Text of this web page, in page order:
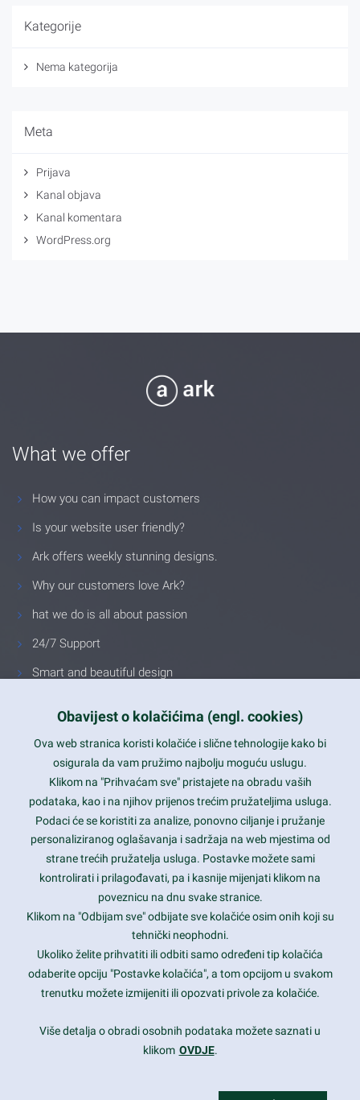
Kategorije
Nema kategorija
Meta
Prijava
Kanal objava
Kanal komentara
WordPress.org
What we offer
How you can impact customers
Is your website user friendly?
Ark offers weekly stunning designs.
Why our customers love Ark?
hat we do is all about passion
24/7 Support
Smart and beautiful design
Latest trends and much more...
Contact Info
1600 Amphitheatre Parkway, Mountain View, CA 94043
prothemes.net@gmail.com
Daily: 9:00 am - 6:00 pm
Sunday: Closed
Copyright 2017FRESHFACE© All Rights Reserved
Obavijest o kolačićima (engl. cookies)
Ova web stranica koristi kolačiće i slične tehnologije kako bi
osigurala da vam pružimo najbolju moguću uslugu.
Klikom na "Prihvaćam sve" pristajete na obradu vaših
podataka, kao i na njihov prijenos trećim pružateljima usluga.
Podaci će se koristiti za analize, ponovno ciljanje i pružanje
personaliziranog oglašavanja i sadržaja na web mjestima od
strane trećih pružatelja usluga. Postavke možete sami
kontrolirati i prilagođavati, pa i kasnije mijenjati klikom na
poveznicu na dnu svake stranice.
Klikom na "Odbijam sve" odbijate sve kolačiće osim onih koji su
tehnički neophodni.
Ukoliko želite prihvatiti ili odbiti samo određeni tip kolačića
odaberite opciju "Postavke kolačića", a tom opcijom u svakom
trenutku možete izmijeniti ili opozvati privole za kolačiće.
Više detalja o obradi osobnih podataka možete saznati u
klikom OVDJE.